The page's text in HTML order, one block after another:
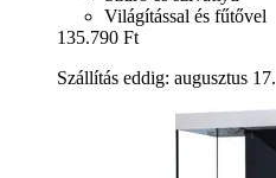
Világítással és fűtővel
135.790 Ft
Szállítás eddig: augusztus 17.